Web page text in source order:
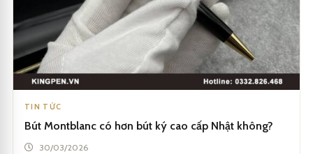
TIN TỨC
Bút Montblanc có hơn bút ký cao cấp Nhật không?
30/03/2026